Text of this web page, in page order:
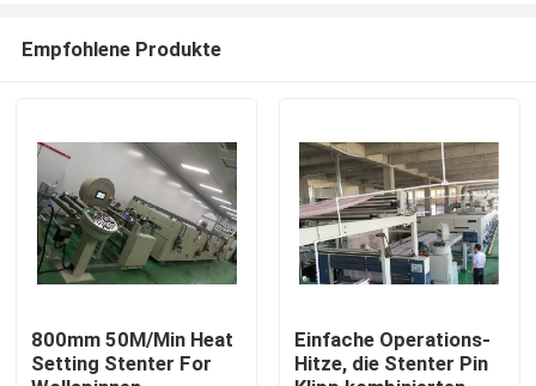
Empfohlene Produkte
800mm 50M/Min Heat
Setting Stenter For
Einfache Operations-
Hitze, die Stenter Pin